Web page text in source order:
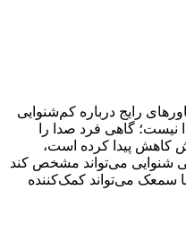
رایج درباره کم‌شنوایی
گاهی فرد صدا را
کاهش پیدا کرده است،
شنوایی می‌تواند مشخص کند
سمعک می‌تواند کمک‌کننده